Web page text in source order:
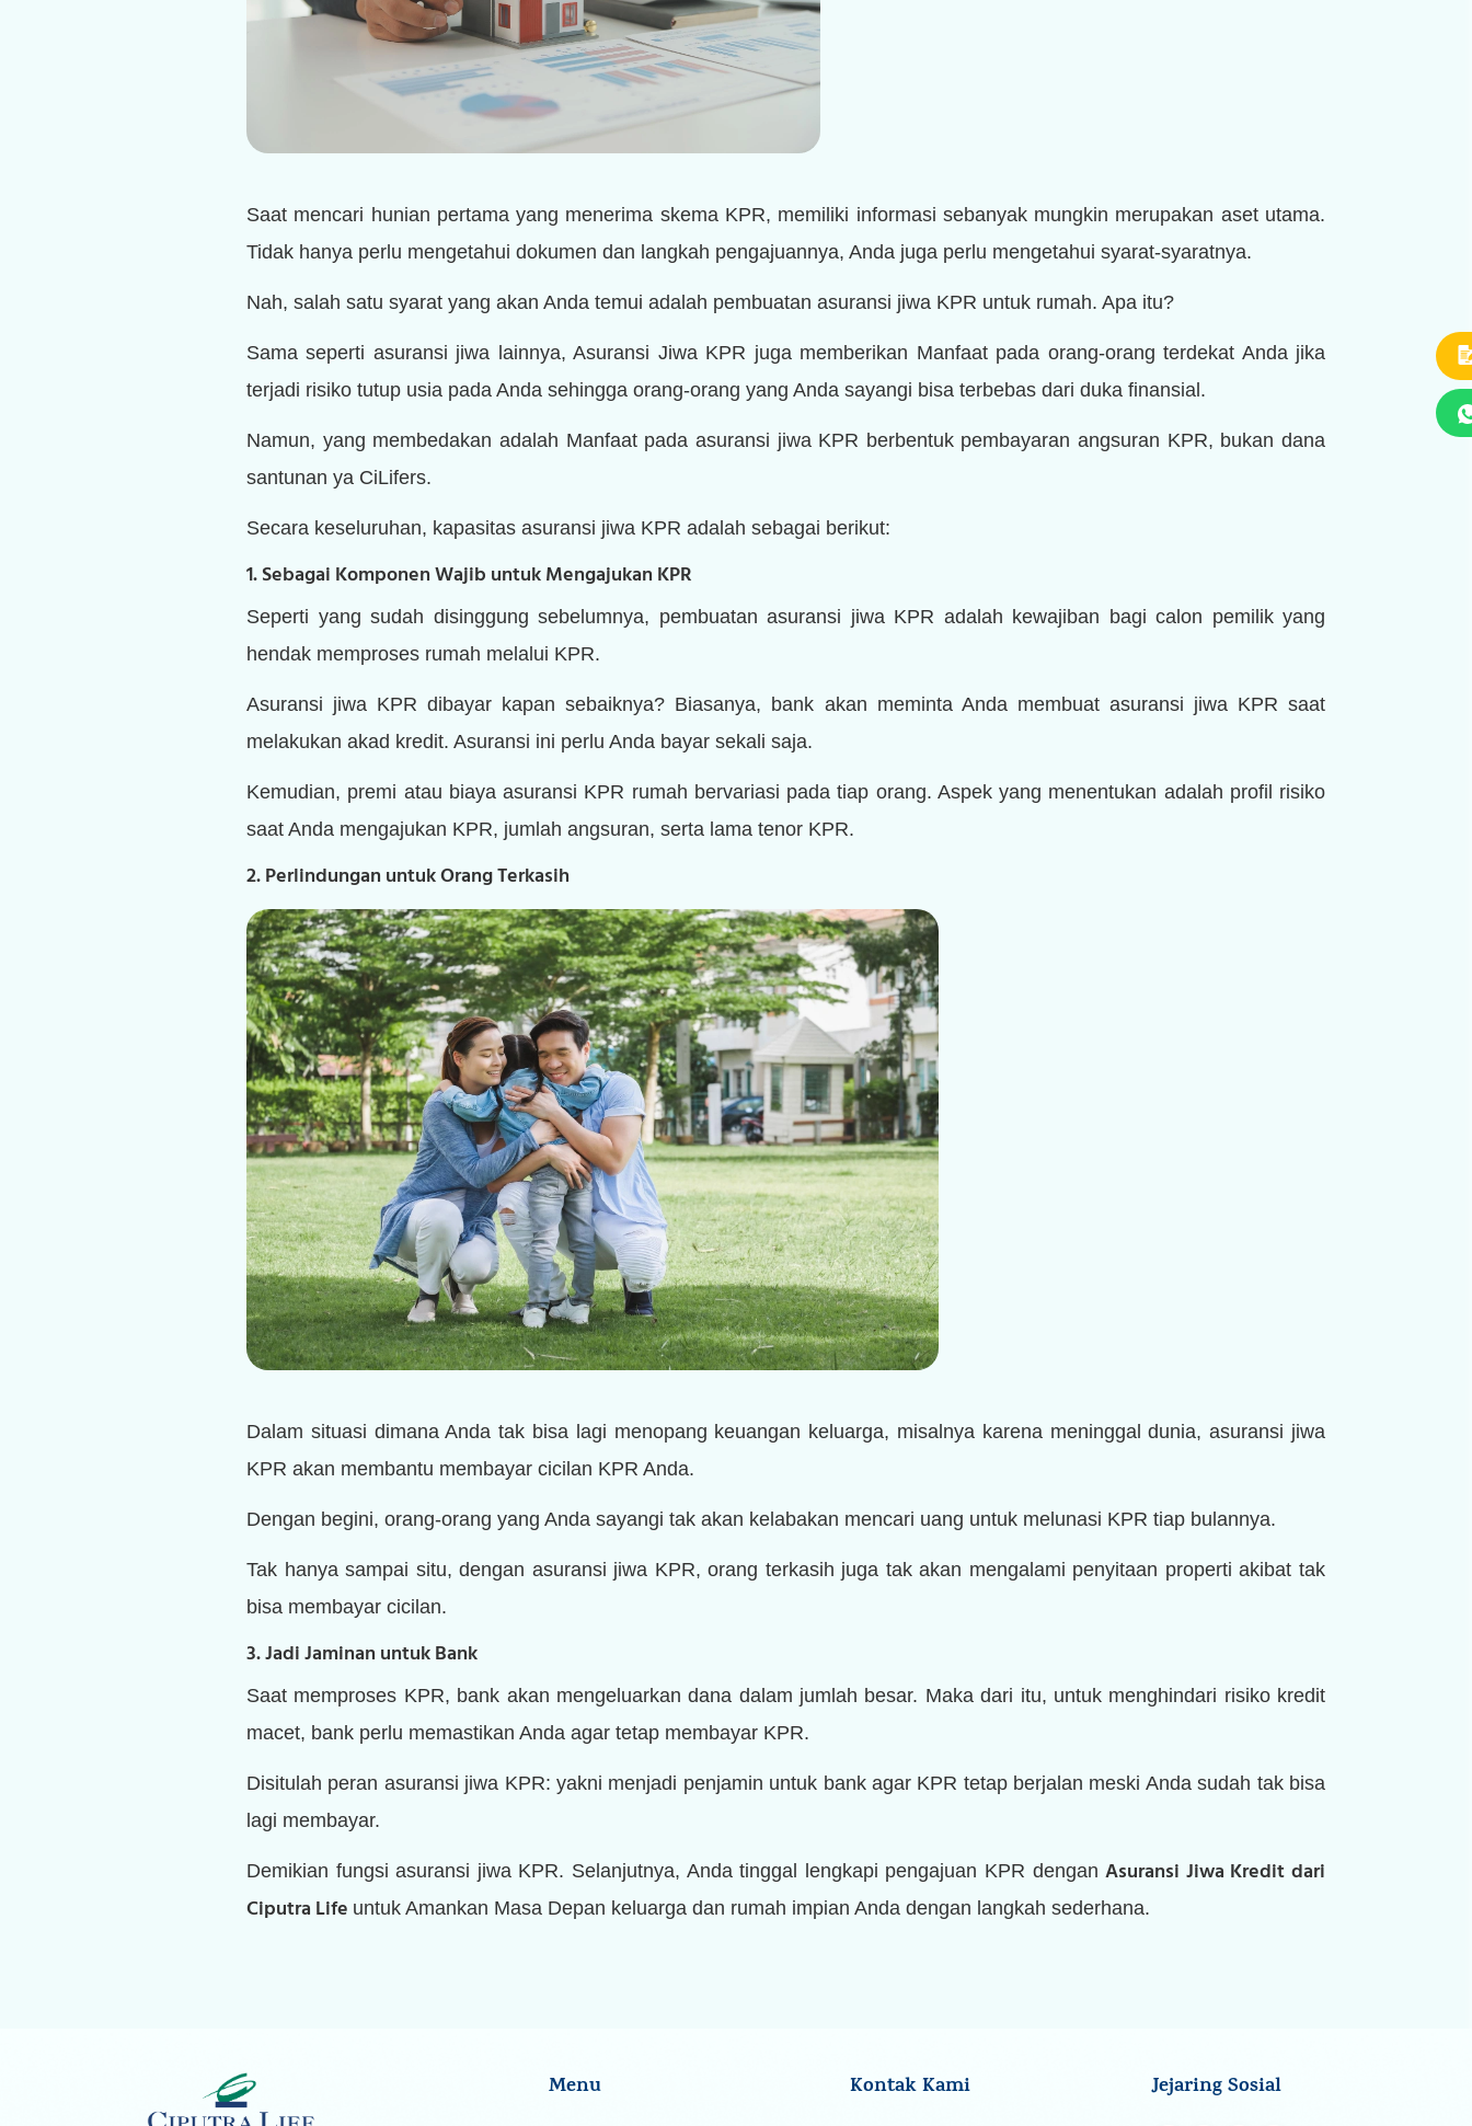
Saat mencari hunian pertama yang menerima skema KPR, memiliki informasi sebanyak mungkin merupakan aset utama.
Tidak hanya perlu mengetahui dokumen dan langkah pengajuannya, Anda juga perlu mengetahui syarat-syaratnya.
Nah, salah satu syarat yang akan Anda temui adalah pembuatan asuransi jiwa KPR untuk rumah. Apa itu?
Sama seperti asuransi jiwa lainnya, Asuransi Jiwa KPR juga memberikan Manfaat pada orang-orang terdekat Anda jika
terjadi risiko tutup usia pada Anda sehingga orang-orang yang Anda sayangi bisa terbebas dari duka finansial.
Namun, yang membedakan adalah Manfaat pada asuransi jiwa KPR berbentuk pembayaran angsuran KPR, bukan dana
santunan ya CiLifers.
Secara keseluruhan, kapasitas asuransi jiwa KPR adalah sebagai berikut:
1. Sebagai Komponen Wajib untuk Mengajukan KPR
Seperti yang sudah disinggung sebelumnya, pembuatan asuransi jiwa KPR adalah kewajiban bagi calon pemilik yang
hendak memproses rumah melalui KPR.
Asuransi jiwa KPR dibayar kapan sebaiknya? Biasanya, bank akan meminta Anda membuat asuransi jiwa KPR saat
melakukan akad kredit. Asuransi ini perlu Anda bayar sekali saja.
Kemudian, premi atau biaya asuransi KPR rumah bervariasi pada tiap orang. Aspek yang menentukan adalah profil risiko
saat Anda mengajukan KPR, jumlah angsuran, serta lama tenor KPR.
2. Perlindungan untuk Orang Terkasih
Dalam situasi dimana Anda tak bisa lagi menopang keuangan keluarga, misalnya karena meninggal dunia, asuransi jiwa
KPR akan membantu membayar cicilan KPR Anda.
Dengan begini, orang-orang yang Anda sayangi tak akan kelabakan mencari uang untuk melunasi KPR tiap bulannya.
Tak hanya sampai situ, dengan asuransi jiwa KPR, orang terkasih juga tak akan mengalami penyitaan properti akibat tak
bisa membayar cicilan.
3. Jadi Jaminan untuk Bank
Saat memproses KPR, bank akan mengeluarkan dana dalam jumlah besar. Maka dari itu, untuk menghindari risiko kredit
macet, bank perlu memastikan Anda agar tetap membayar KPR.
Disitulah peran asuransi jiwa KPR: yakni menjadi penjamin untuk bank agar KPR tetap berjalan meski Anda sudah tak bisa
lagi membayar.
Demikian fungsi asuransi jiwa KPR. Selanjutnya, Anda tinggal lengkapi pengajuan KPR denganAsuransi Jiwa Kredit dari
Ciputra Life untuk Amankan Masa Depan keluarga dan rumah impian Anda dengan langkah sederhana.
Menu Kontak Kami Jejaring Sosial